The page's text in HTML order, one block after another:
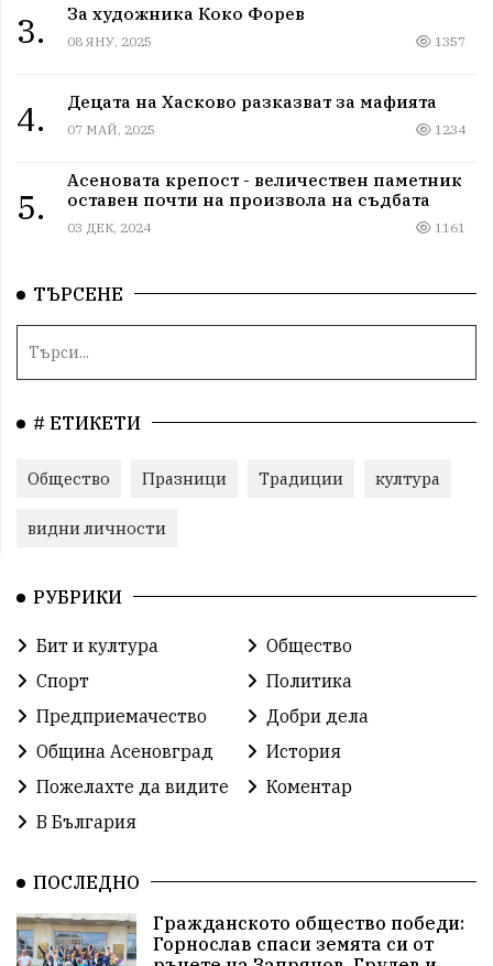
3. За художника Коко Форев
08 ЯНУ, 2025 1357
4. Децата на Хасково разказват за мафията
07 МАЙ, 2025 1234
5.
Асеновата крепост - величествен паметник
оставен почти на произвола на съдбата
03 ДЕК, 2024 1161
ТЪРСЕНЕ
# ЕТИКЕТИ
Общество Празници Традиции култура
видни личности
РУБРИКИ
Бит и култура
Общество
Спорт
Политика
Предприемачество
Добри дела
Община Асеновград
История
Пожелахте да видите
Коментар
В България
ПОСЛЕДНО
Гражданското общество победи:
Горнослав спаси земята си от